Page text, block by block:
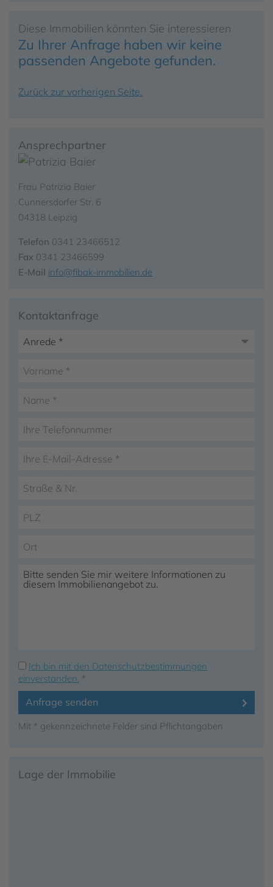
Diese Immobilien könnten Sie interessieren
Zu Ihrer Anfrage haben wir keine
passenden Angebote gefunden.
Zurück zur vorherigen Seite.
Ansprechpartner
Frau Patrizia Baier
Cunnersdorfer Str. 6
04318 Leipzig
Telefon 0341 23466512
Fax 0341 23466599
E-Mail info@fibak-immobilien.de
Kontaktanfrage
Ich bin mit den Datenschutzbestimmungen
einverstanden. *
Anfrage senden
Mit * gekennzeichnete Felder sind Pflichtangaben
Lage der Immobilie